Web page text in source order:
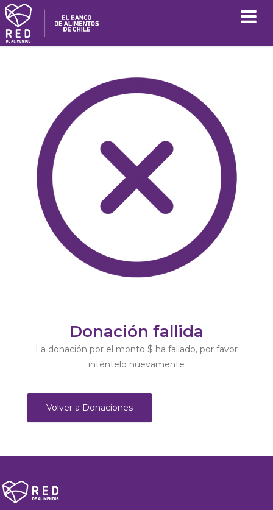
Donación fallida
La donación por el monto $ ha fallado, por favor
inténtelo nuevamente
Volver a Donaciones